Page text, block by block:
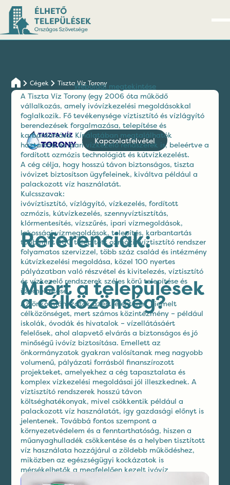
Cégek Tiszta Víz Torony
Kapcsolatfelvétel
Weboldal megtekintése
A Tiszta Víz Torony (egy 2006 óta működő
vállalkozás, amely ivóvízkezelési megoldásokkal
foglalkozik. Fő tevékenysége víztisztító és vízlágyító
berendezések forgalmazása, telepítése és
karbantartása. Kínálatában megtalálhatók
háztartási és ipari vízkezelő rendszerek is, beleértve a
fordított ozmózis technológiát és kútvízkezelést.
A cég célja, hogy hosszú távon biztonságos, tiszta
ivóvizet biztosítson ügyfeleinek, kiváltva például a
palackozott víz használatát.
Kulcsszavak:
ivóvíztisztító, vízlágyító, vízkezelés, fordított
ozmózis, kútvízkezelés, szennyvíztisztítás,
klórmentesítés, vízszűrés, ipari vízmegoldások,
lakossági vízmegoldások, telepítés, karbantartás
Referenciák:
több mint 400 telepített ozmózis víztisztító rendszer
folyamatos szervizzel, több száz család és intézmény
kútvízkezelési megoldása, közel 100 nyertes
pályázatban való részvétel és kivitelezés, víztisztító
és vízkezelő rendszerek széles körű telepítése és
üzemeltetése
Miért a települések
a célközönség?
Az önkormányzatok azért jelentenek kiemelt
célközönséget, mert számos közintézmény – például
iskolák, óvodák és hivatalok – vízellátásáért
felelősek, ahol alapvető elvárás a biztonságos és jó
minőségű ivóvíz biztosítása. Emellett az
önkormányzatok gyakran valósítanak meg nagyobb
volumenű, pályázati forrásból finanszírozott
projekteket, amelyekhez a cég tapasztalata és
komplex vízkezelési megoldásai jól illeszkednek. A
víztisztító rendszerek hosszú távon
költséghatékonyak, mivel csökkentik például a
palackozott víz használatát, így gazdasági előnyt is
jelentenek. Továbbá fontos szempont a
környezetvédelem és a fenntarthatóság, hiszen a
műanyaghulladék csökkentése és a helyben tisztított
víz használata hozzájárul a zöldebb működéshez,
miközben az egészségügyi kockázatok is
mérsékelhetők a megfelelően kezelt ivóvíz
biztosításával.